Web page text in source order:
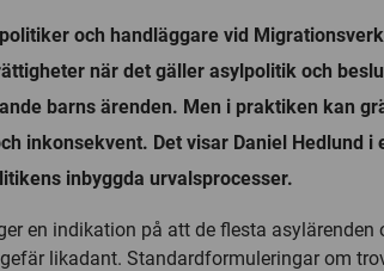
och handläggare vid
när det gäller asylpolitik och
barns ärenden. Men i praktiken kan
inkonsekvent. Det visar Daniel Hedlund i
inbyggda urvalsprocesser.
en indikation på att de flesta asylärenden
likadant. Standardformuleringar om